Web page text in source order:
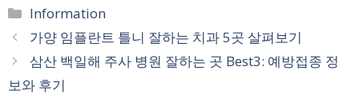
카
테
고
리
Information
가양 임플란트 틀니 잘하는 치과 5곳 살펴보기
삼산 백일해 주사 병원 잘하는 곳 Best3: 예방접종 정
보와 후기